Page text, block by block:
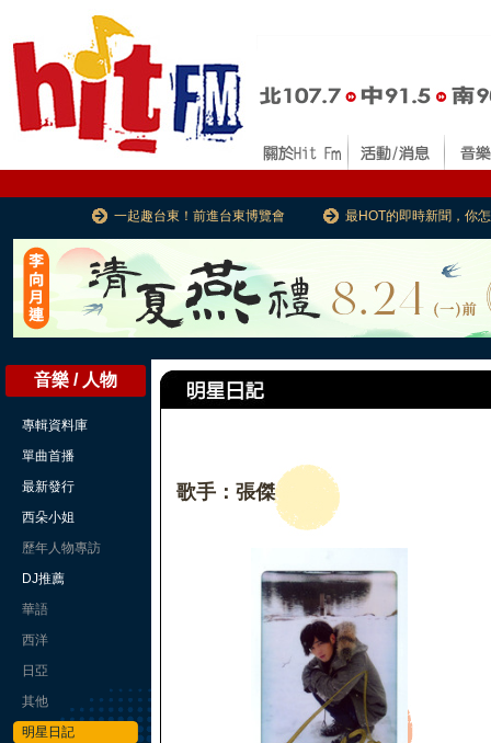
一起趣台東！前進台東博覽會 最HOT的即時新聞，你
音樂 / 人物
專輯資料庫
單曲首播
最新發行
西朵小姐
歷年人物專訪
DJ推薦
華語
西洋
日亞
其他
明星日記
歌手：張傑